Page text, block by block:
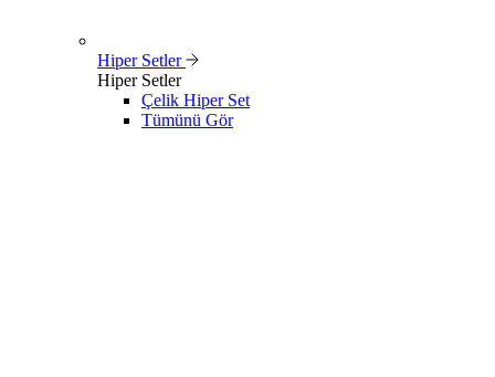
Hiper Setler
Hiper Setler
Çelik Hiper Set
Tümünü Gör